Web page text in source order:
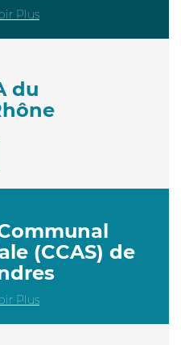
Plus
du
(CCAS) de
Plus